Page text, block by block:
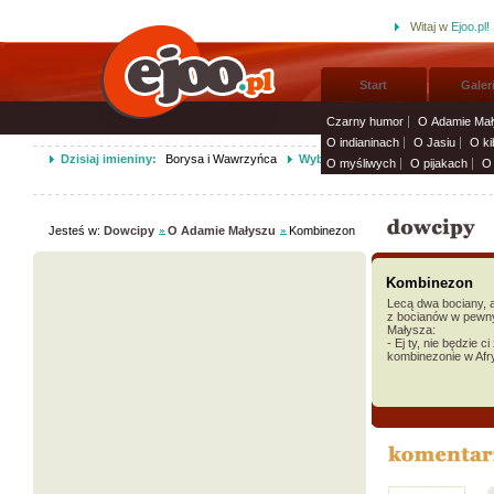
Witaj w Ejoo.pl!
Start
Czarny humor
O Adamie
O indianinach
O Jasiu
O
O myśliwych
O pijakach O
Dzisiaj imieniny: Borysa i Wawrzyńca Wybierz życzenia imieninowe i
Jesteś w:Dowcipy O Adamie Małyszu Kombinezon
Kombinezon
Lecą dwa bociany,
z bocianów w
Małysza:
- Ej ty, nie będzie
kombinezonie w